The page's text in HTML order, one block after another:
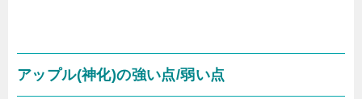
アップル(神化)の強い点/弱い点